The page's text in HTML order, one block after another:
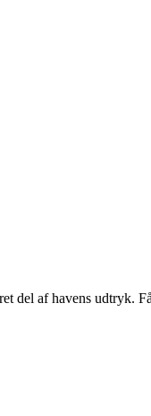
af havens udtryk.